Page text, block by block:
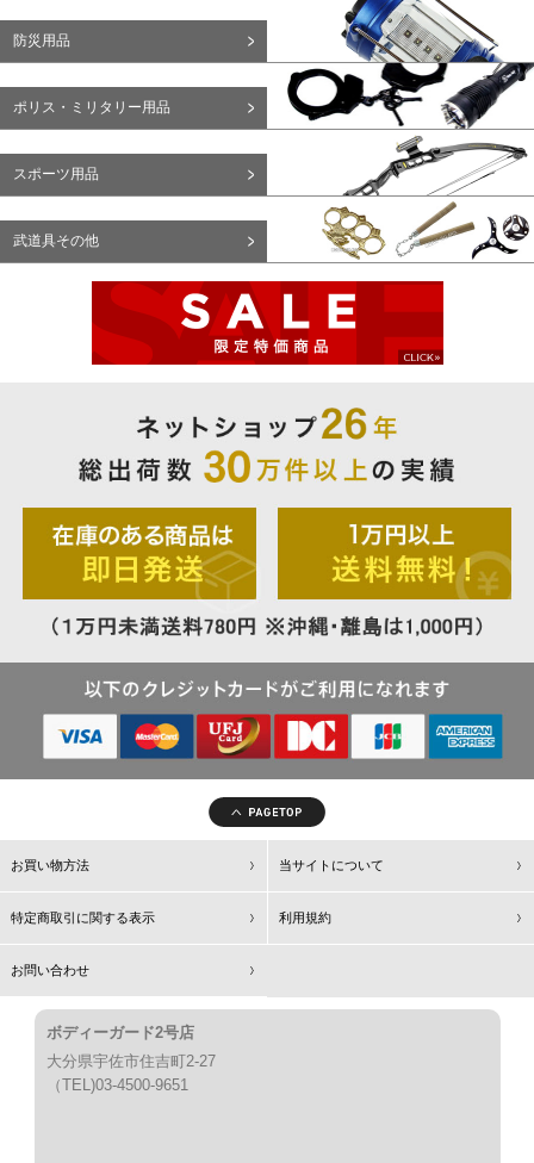
防災用品
ポリス・ミリタリー用品
スポーツ用品
武道具その他
お買い物方法 当サイトについて
特定商取引に関する表示 利用規約
お問い合わせ
ボディーガード2号店
大分県宇佐市住吉町2-27
（TEL)03-4500-9651